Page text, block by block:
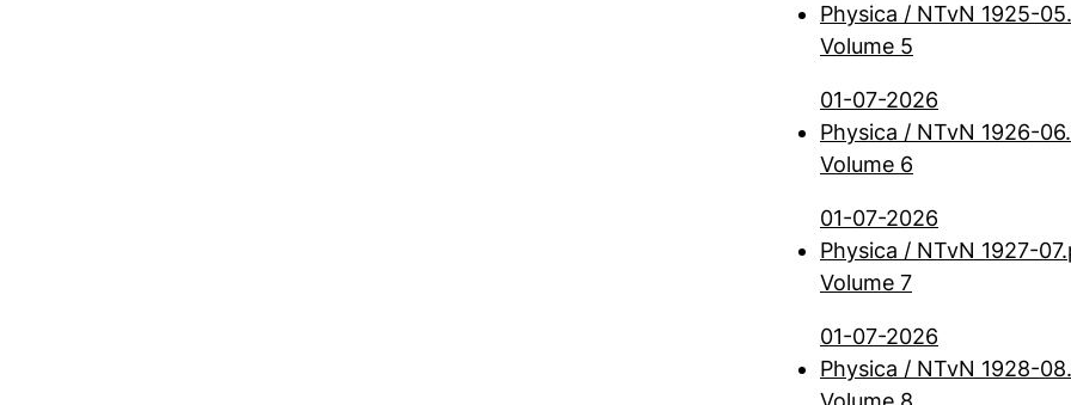
Physica / NTvN 1925-
Volume 5
01-07-2026
Physica / NTvN 1926-
Volume 6
01-07-2026
Physica / NTvN 1927-
Volume 7
01-07-2026
Physica / NTvN 1928-